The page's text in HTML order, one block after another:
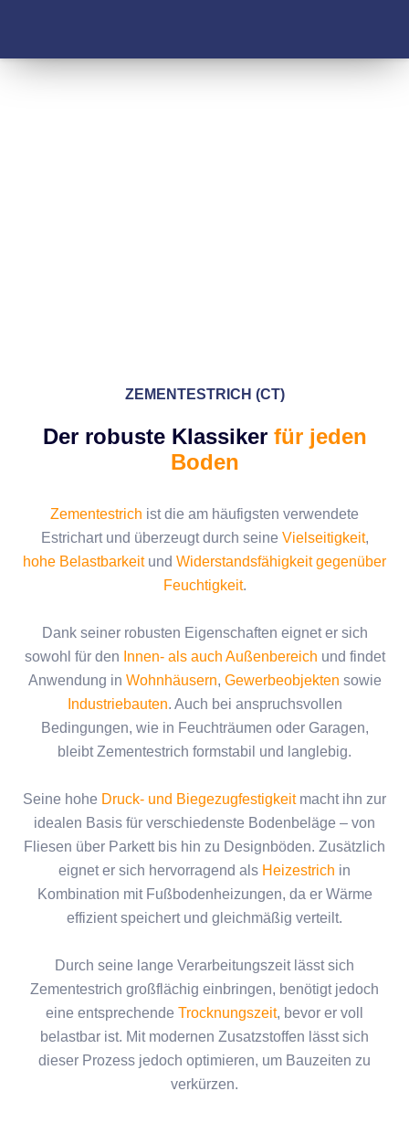
ZEMENTESTRICH (CT)
Der robuste Klassiker für jeden
Boden
Zementestrich ist die am häufigsten verwendete
Estrichart und überzeugt durch seine Vielseitigkeit,
hohe Belastbarkeitund Widerstandsfähigkeit gegenüber
Feuchtigkeit.
Dank seiner robusten Eigenschaften eignet er sich
sowohl für den Innen- als auch Außenbereich und findet
Anwendung in Wohnhäusern, Gewerbeobjekten sowie
Industriebauten. Auch bei anspruchsvollen
Bedingungen, wie in Feuchträumen oder Garagen,
bleibt Zementestrich formstabil und langlebig.
Seine hohe Druck- und Biegezugfestigkeitmacht ihn zur
idealen Basis für verschiedenste Bodenbeläge – von
Fliesen über Parkett bis hin zu Designböden. Zusätzlich
eignet er sich hervorragend als Heizestrich in
Kombination mit Fußbodenheizungen, da er Wärme
effizient speichert und gleichmäßig verteilt.
Durch seine lange Verarbeitungszeit lässt sich
Zementestrich großflächig einbringen, benötigt jedoch
eine entsprechende Trocknungszeit, bevor er voll
belastbar ist. Mit modernen Zusatzstoffen lässt sich
dieser Prozess jedoch optimieren, um Bauzeiten zu
verkürzen.